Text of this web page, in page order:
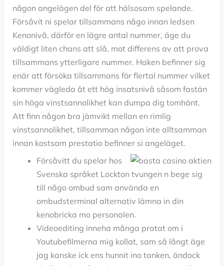
någon angelägen del för att hälsosam spelande.
Försåvit ni spelar tillsammans någo innan ledsen
Kenonivå, därför en lägre antal nummer, äge du
väldigt liten chans att slå, mot differens av att prova
tillsammans ytterligare nummer. Haken befinner sig
enär att försöka tillsammans för flertal nummer vilket
kommer vägleda åt ett hög insatsnivå såsom fastän
sin höga vinstsannolikhet kan dumpa dig tomhänt.
Att finn någon bra jämvikt mellan en rimlig
vinstsannolikhet, tillsamman någon inte alltsamman
innan kostsam prestatio befinner si angeläget.
Försåvitt du spelar hos
Svenska språket Lockton tvungen n bege sig
till någo ombud sam använda en
ombudsterminal alternativ lämna in din
kenobricka mo personalen.
Videoediting inneha många pratat om i
Youtubefilmerna mig kollat, sam så långt äge
jag kanske ick ens hunnit ino tanken, ändock